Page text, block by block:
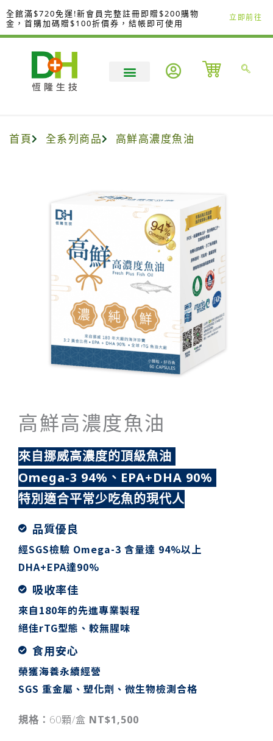
跳
至
主
全館滿$720免運!新會員完整註冊即贈$200購物
金，首購加碼贈$100折價券，結帳即可使用
立即前往
首頁 全系列商品 高鮮高濃度魚油
高鮮高濃度魚油
來自挪威高濃度的頂級魚油
Omega-3 94%、EPA+DHA 90%
特別適合平常少吃魚的現代人
品質優良
經SGS檢驗 Omega-3 含量達 94%以上
DHA+EPA達90%
吸收率佳
來自180年的先進專業製程
絕佳rTG型態、較無腥味
食用安心
榮獲海養永續經營
SGS 重金屬、塑化劑、微生物檢測合格
規格： 60顆/盒 NT$1,500